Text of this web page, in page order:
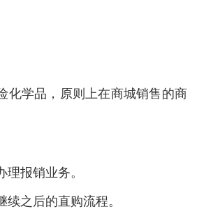
化学品，原则上在商城销售的商
报销业务。
之后的直购流程。